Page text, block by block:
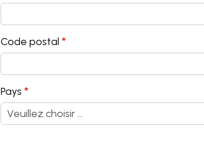
Code postal
Pays